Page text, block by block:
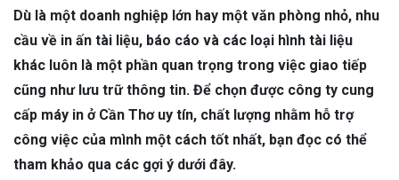
Dù là một doanh nghiệp lớn hay một văn phòng nhỏ, nhu
cầu về in ấn tài liệu, báo cáo và các loại hình tài liệu
khác luôn là một phần quan trọng trong việc giao tiếp
cũng như lưu trữ thông tin. Để chọn được công ty cung
cấp máy in ở Cần Thơ uy tín, chất lượng nhằm hỗ trợ
công việc của mình một cách tốt nhất, bạn đọc có thể
tham khảo qua các gợi ý dưới đây.